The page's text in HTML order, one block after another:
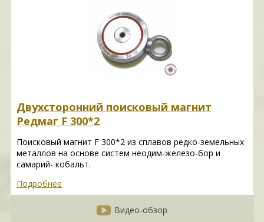
Двухсторонний поисковый магнит
Редмаг F 300*2
Поисковый магнит F 300*2 из сплавов редко-земельных
металлов на основе систем неодим-железо-бор и
самарий- кобальт.
Подробнее
Видео-обзор